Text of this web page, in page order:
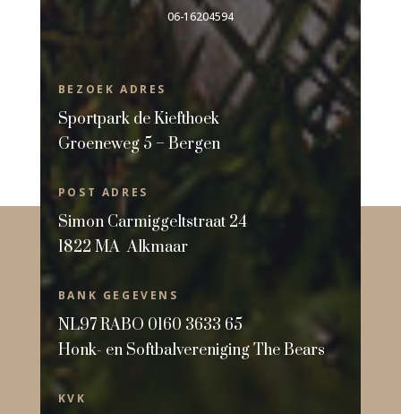
06-16204594
BEZOEK ADRES
Sportpark de Kiefthoek
Groeneweg 5 – Bergen
POST ADRES
Simon Carmiggeltstraat 24
1822 MA Alkmaar
BANK GEGEVENS
NL97 RABO 0160 3633 65
Honk- en Softbalvereniging The Bears
KVK